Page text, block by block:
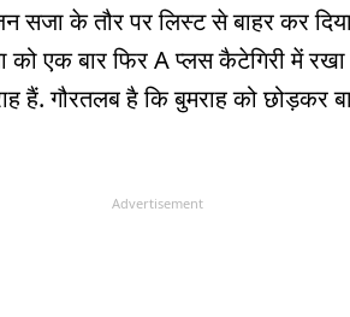
सजा के तौर पर लिस्ट से बाहर कर
को एक बार फिर A प्लस कैटेगिरी में
हैं. गौरतलब है कि बुमराह को छोड़कर
Advertisement